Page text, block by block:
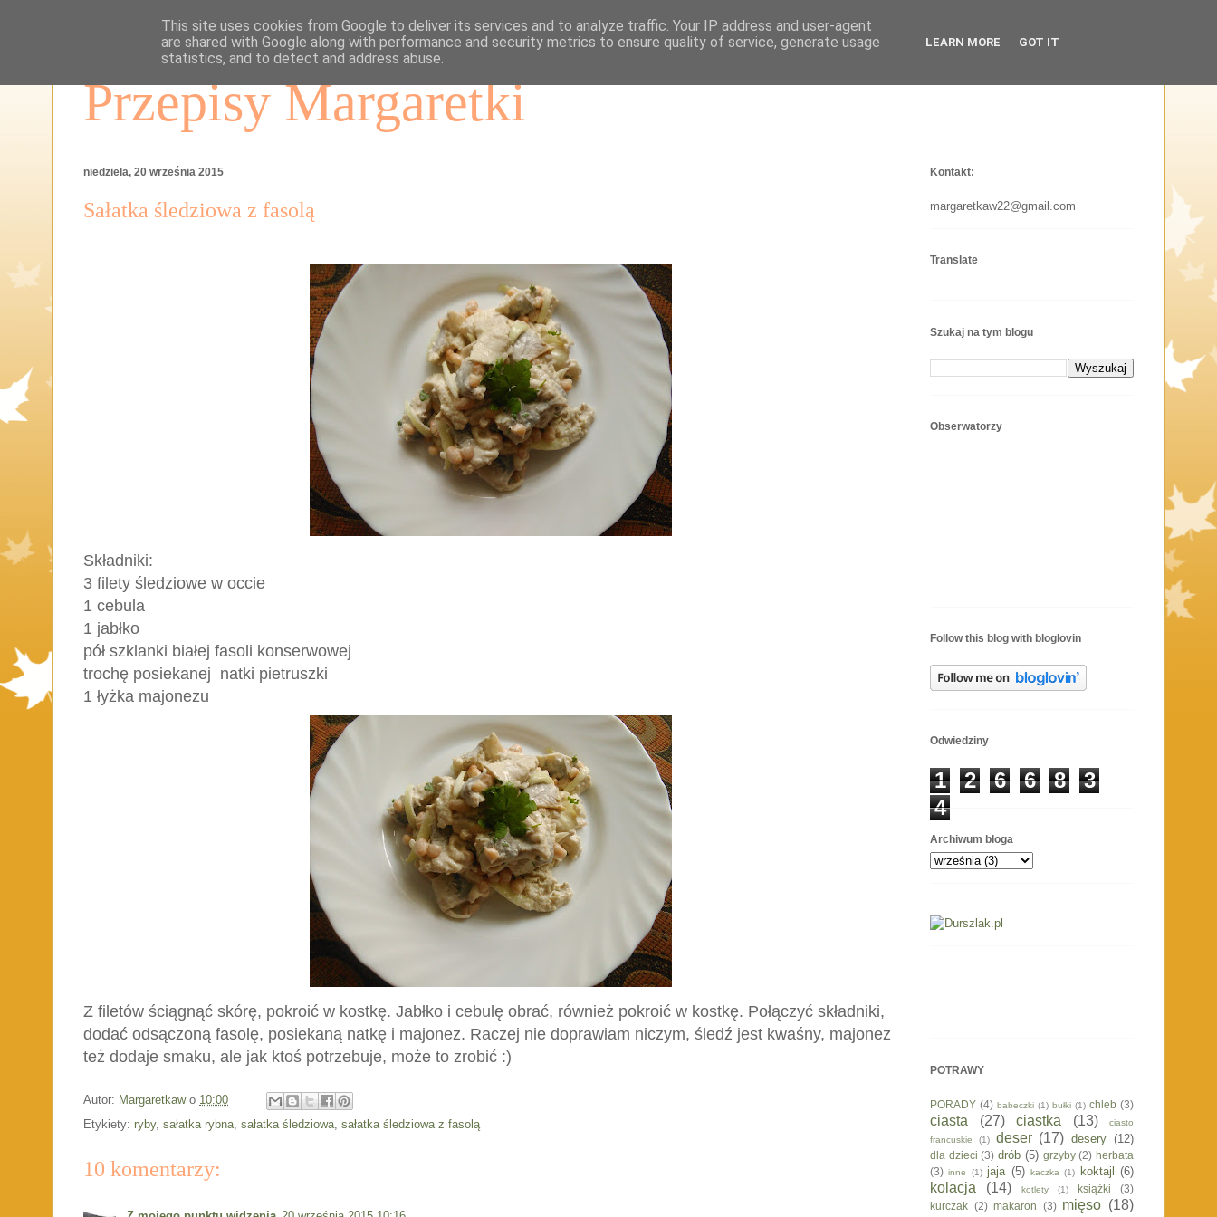
Przepisy Margaretki
niedziela, 20 września 2015
Sałatka śledziowa z fasolą
Składniki:
3 filety śledziowe w occie
1 cebula
1 jabłko
pół szklanki białej fasoli konserwowej
trochę posiekanej natki pietruszki
1 łyżka majonezu
Z filetów ściągnąć skórę, pokroić w kostkę. Jabłko i cebulę obrać, również pokroić w kostkę. Połączyć składniki,
dodać odsączoną fasolę, posiekaną natkę i majonez. Raczej nie doprawiam niczym, śledź jest kwaśny, majonez
też dodaje smaku, ale jak ktoś potrzebuje, może to zrobić :)
Autor: Margaretkaw o 10:00
Etykiety: ryby, sałatka rybna sałatka śledziowa sałatka śledziowa z fasolą
10 komentarzy:
Kontakt:
margaretkaw22@gmail.com
Translate
Szukaj na tym blogu
Obserwatorzy
Follow this blog with bloglovin
Odwiedziny
1 2 6 6 8
3
4
Archiwum bloga
POTRAWY
PORADY (4) babeczki (1) bułki (1) chleb (3)
ciasta (27) ciastka (13)
ciasto
francuskie
(1) deser (17) desery (12)
dla dzieci (3) drób (5) grzyby (2) herbata
(3) inne (1) jaja (5) kaczka (1) koktajl (6)
kolacja (14) kotlety (1) książki
(3)
kurczak (2) makaron (3) mięso (18)
This site uses cookies from Google to deliver its services and to analyze traffic. Your IP address and user-agent
are shared with Google along with performance and security metrics to ensure quality of service, generate usage
statistics, and to detect and address abuse.
LEARN MORE GOT IT